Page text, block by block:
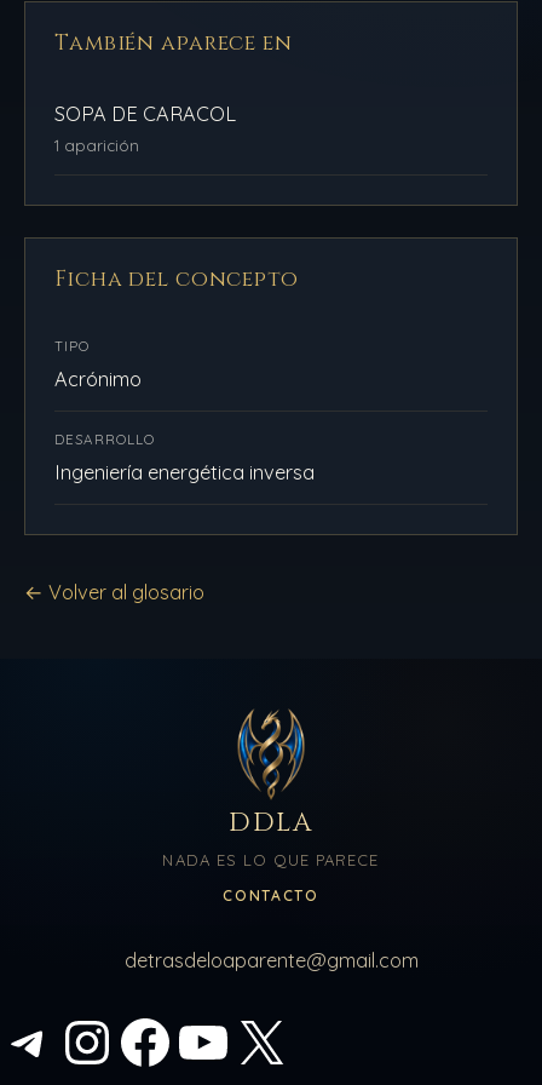
También aparece en
SOPA DE CARACOL
1 aparición
Ficha del concepto
TIPO
Acrónimo
DESARROLLO
Ingeniería energética inversa
← Volver al glosario
DDLA
NADA ES LO QUE PARECE
CONTACTO
detrasdeloaparente@gmail.com
TelegramInstagram
FacebookYouTube
X